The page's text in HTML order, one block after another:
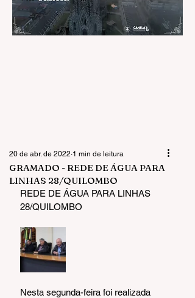
GRAMADO - REDE DE ÁGUA PARA
LINHAS 28/QUILOMBO
20 de abr. de 2022 1 min de leitura
REDE DE ÁGUA PARA LINHAS
28/QUILOMBO
Nesta segunda-feira foi realizada